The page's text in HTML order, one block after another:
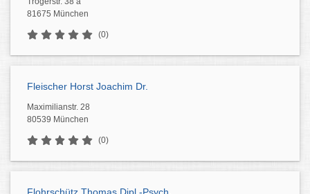
81675 München
(0)
Fleischer Horst Joachim Dr.
Maximilianstr. 28
80539 München
(0)